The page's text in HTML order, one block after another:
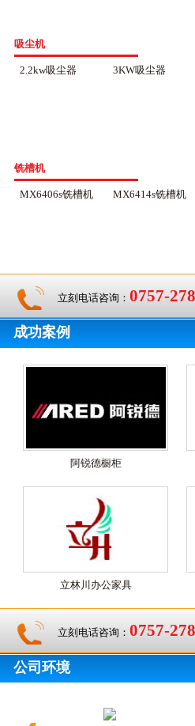
吸尘机
2.2kw吸尘器 3KW吸尘器
铣槽机
MX6406s铣槽机 MX6414s铣槽机
立刻电话咨询： 0757-
成功案例
阿锐德橱柜
立林川办公家具
立刻电话咨询： 0757-
公司环境